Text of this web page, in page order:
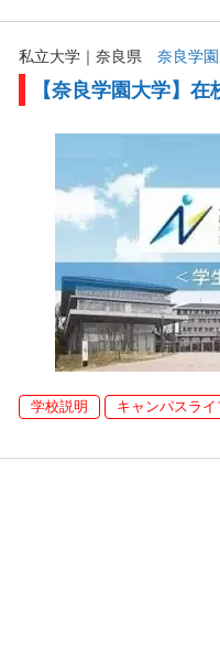
私立大学｜奈良県 奈良学
【奈良学園大学】
学校説明 キャンパスライ